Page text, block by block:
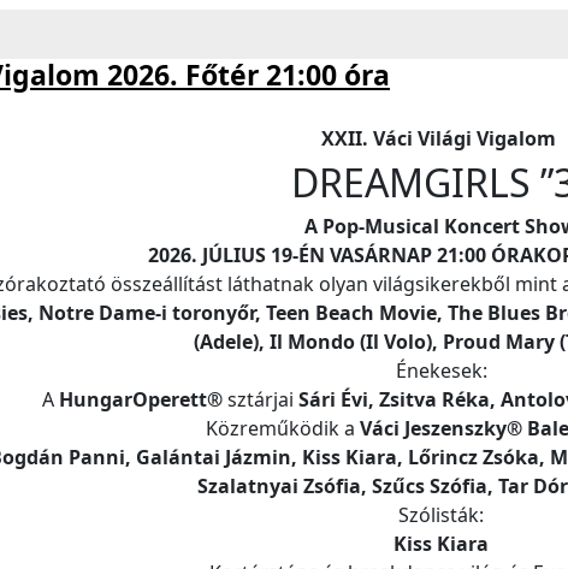
2026. Főtér 21:00 óra
XXII. Váci Világi Vigalom
DREAMGIRLS
A Pop-Musical Koncert
2026. JÚLIUS 19-ÉN VASÁRNAP 21:00
összeállítást láthatnak olyan világsikerekből mint
Notre Dame-i toronyőr, Teen Beach Movie, The Blues
(Adele), Il Mondo (Il Volo), Proud Mary
Énekesek:
A HungarOperett®sztárjai Sári Évi, Zsitva Réka,
Közreműködik a Váci Jeszenszky®
Panni, Galántai Jázmin, Kiss Kiara, Lőrincz Zsóka,
Szalatnyai Zsófia, Szűcs Szófia, Tar
Szólisták:
Kiss Kiara